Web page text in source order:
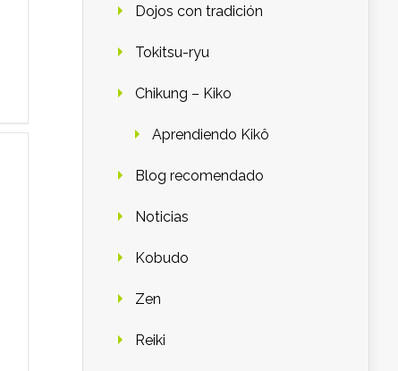
Dojos con tradición
Tokitsu-ryu
Chikung – Kiko
Aprendiendo Kikô
Blog recomendado
Noticias
Kobudo
Zen
Reiki